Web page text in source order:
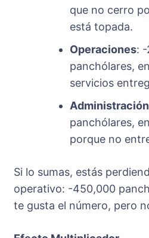
que no cerro
está topada.
Operaciones:
panchólares,
servicios
Administración
panchólares,
porque no
Si lo sumas, estás
operativo: -450,000
te gusta el número, pero